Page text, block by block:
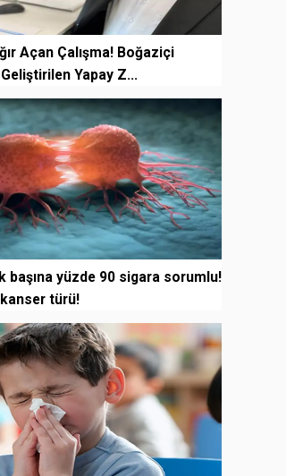
Açan Çalışma! Boğaziçi
Yapay Z...
başına yüzde 90 sigara sorumlu!
türü!